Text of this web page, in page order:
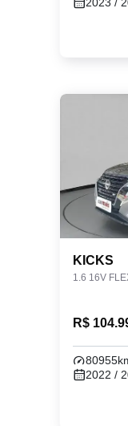
KICKS
1.6 16V
R$
2022 /